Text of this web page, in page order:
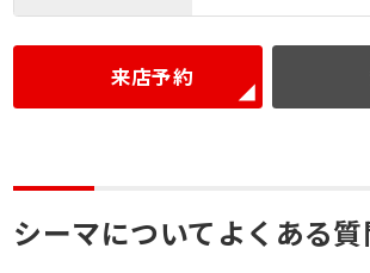
来店予約
シーマについてよくある質